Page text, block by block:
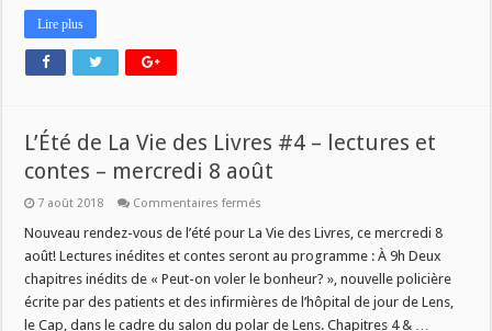
Lire plus
L’Été de La Vie des Livres #4 – lectures et
contes – mercredi 8 août
7 août 2018 Commentaires fermés
de
Vie
des
Livres
#4
Nouveau rendez-vous de l’été pour La Vie des Livres, ce mercredi 8
août! Lectures inédites et contes seront au programme : À 9h Deux
chapitres inédits de « Peut-on voler le bonheur? », nouvelle policière
écrite par des patients et des infirmières de l’hôpital de jour de Lens,
le Cap, dans le cadre du salon du polar de Lens. Chapitres 4 & …